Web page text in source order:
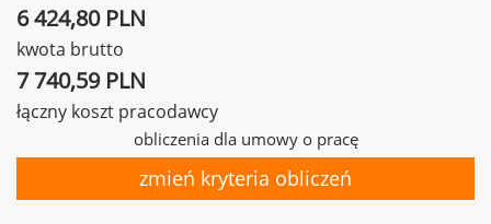
6 424,80 PLN
kwota brutto
7 740,59 PLN
łączny koszt pracodawcy
obliczenia dla umowy o pracę
zmień kryteria obliczeń